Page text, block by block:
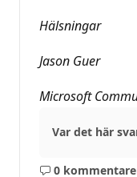
Hälsningar
Jason Guer
Microsoft
Var det här
0